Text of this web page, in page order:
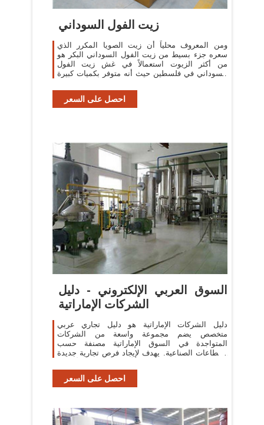
زيت الفول السوداني
ومن المعروف محلياً أن زيت الصويا المكرر الذي
سعره جزء بسيط من زيت الفول السوداني البكر هو
من أكثر الزيوت استعمالاً في غش زيت الفول
السوداني في فلسطين حيث أنه متوفر بكميات كبيرة
احصل على السعر
السوق العربي الإلكتروني - دليل
الشركات الإماراتية
دليل الشركات الإماراتية هو دليل تجاري عربي
متخصص يضم مجموعة واسعة من الشركات
المتواجدة في السوق الإماراتية مصنفة حسب
القطاعات الصناعية. يهدف لإيجاد فرص تجارية جديدة
احصل على السعر